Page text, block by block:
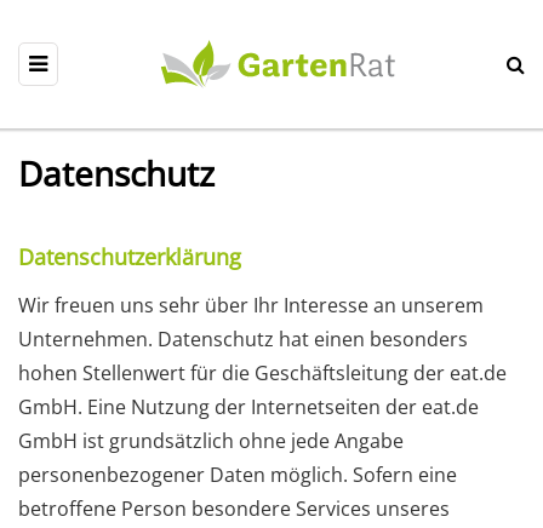
Datenschutz
Datenschutzerklärung
Wir freuen uns sehr über Ihr Interesse an unserem
Unternehmen. Datenschutz hat einen besonders
hohen Stellenwert für die Geschäftsleitung der eat.de
GmbH. Eine Nutzung der Internetseiten der eat.de
GmbH ist grundsätzlich ohne jede Angabe
personenbezogener Daten möglich. Sofern eine
betroffene Person besondere Services unseres